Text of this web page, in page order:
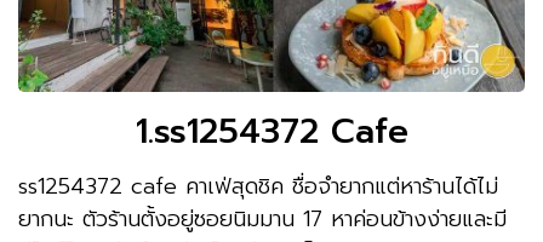
1.ss1254372 Cafe
ss1254372 cafe คาเฟ่สุดชิค ชื่อจำยากแต่หาร้านได้ไม่
ยากนะ ตัวร้านตั้งอยู่ซอยนิมมาน 17 หาค่อนข้างง่ายและมี